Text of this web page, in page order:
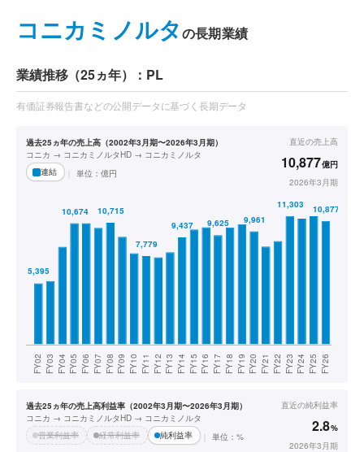
コニカミノルタの長期業績
業績推移（25ヵ年）：PL
有価証券報告書などの公開データに基づく長期データ
過去25ヵ年の売上高（2002年3月期〜2026年3月期）
コニカ → コニカミノルタHD → コニカミノルタ
連結
単位： 億円
直近の売上高
10,877億円
2026年3月期
過去25ヵ年の売上高利益率（2002年3月期〜2026年3月期）
コニカ → コニカミノルタHD → コニカミノルタ
営業利益率
経常利益率 純利益率 単位：%
直近の純利益率
2.8%
2026年3月期